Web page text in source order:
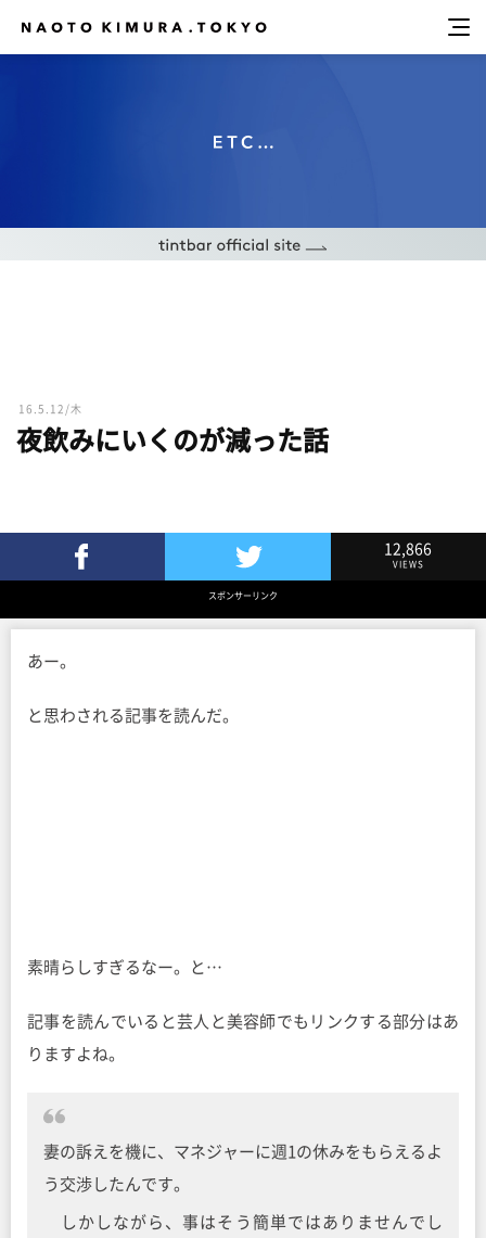
16.5.12/木
夜飲みにいくのが減った話
Twitterでツイート
12,866
VIEWS
スポンサーリンク
あー。
と思わされる記事を読んだ。
素晴らしすぎるなー。と…
記事を読んでいると芸人と美容師でもリンクする部分はあ
りますよね。
妻の訴えを機に、マネジャーに週1の休みをもらえるよ
う交渉したんです。
しかしながら、事はそう簡単ではありませんでし